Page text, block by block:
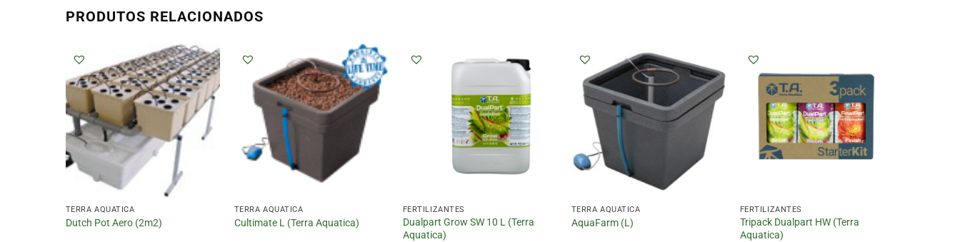
PRODUTOS RELACIONADOS
TERRA AQUATICA
Dutch Pot Aero (2m2)
TERRA AQUATICA
Cultimate L (Terra Aquatica)
FERTILIZANTES
Dualpart Grow SW 10 L (Terra
Aquatica)
TERRA AQUATICA
AquaFarm (L)
FERTILIZANTES
Tripack Dualpart HW (Terra
Aquatica)